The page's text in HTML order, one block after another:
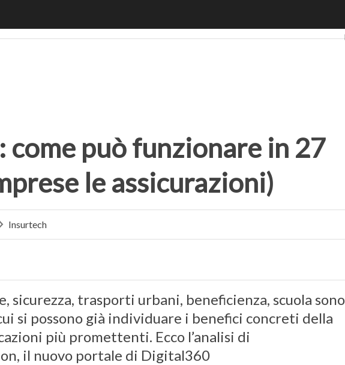
come può funzionare in 27
le assicurazioni)
Insurtech
sicurezza, trasporti urbani, beneficienza, scuola sono
si possono già individuare i benefici concreti della
più promettenti. Ecco l’analisi di
il nuovo portale di Digital360